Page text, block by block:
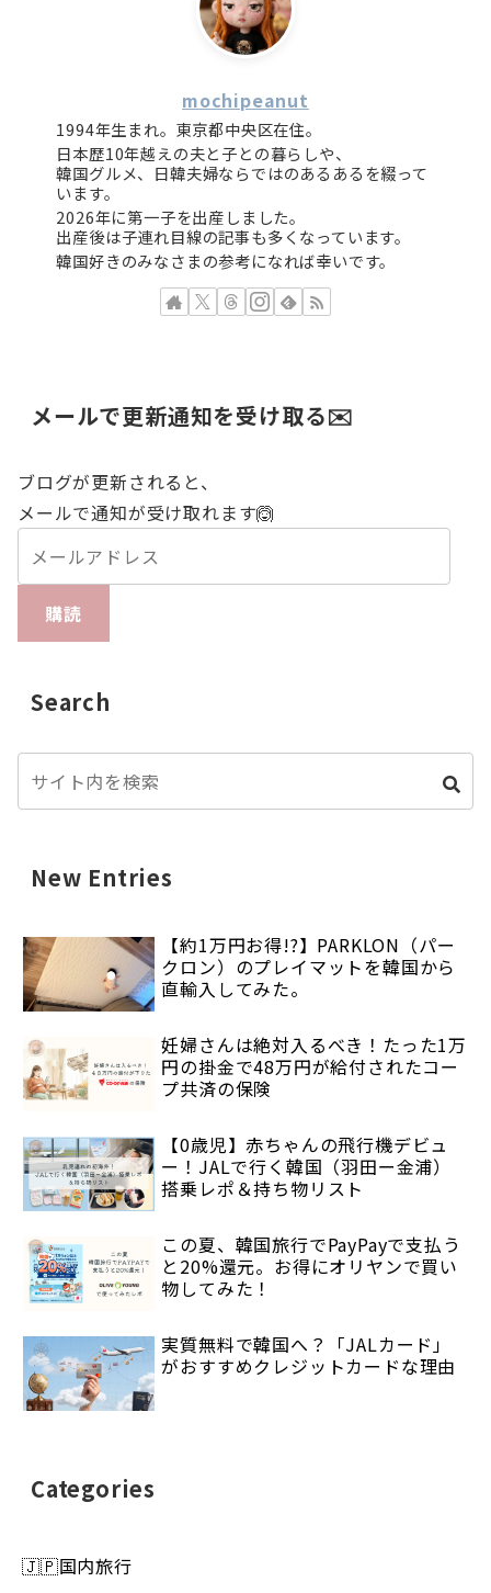
mochipeanut
1994年生まれ。東京都中央区在住。
日本歴10年越えの夫と子との暮らしや、
韓国グルメ、日韓夫婦ならではのあるあるを綴って
います。
2026年に第一子を出産しました。
出産後は子連れ目線の記事も多くなっています。
韓国好きのみなさまの参考になれば幸いです。
メールで更新通知を受け取る✉️
ブログが更新されると、
メールで通知が受け取れます🙆
購読
Search
New Entries
【約1万円お得!?】PARKLON（パー
クロン）のプレイマットを韓国から
直輸入してみた。
妊婦さんは絶対入るべき！たった1万
円の掛金で48万円が給付されたコー
プ共済の保険
【0歳児】赤ちゃんの飛行機デビュ
ー！JALで行く韓国（羽田ー金浦）
搭乗レポ＆持ち物リスト
この夏、韓国旅行でPayPayで支払う
と20%還元。お得にオリヤンで買い
物してみた！
実質無料で韓国へ？「JALカード」
がおすすめクレジットカードな理由
Categories
🇯🇵国内旅行